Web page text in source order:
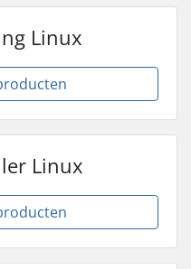
Linux
Linux